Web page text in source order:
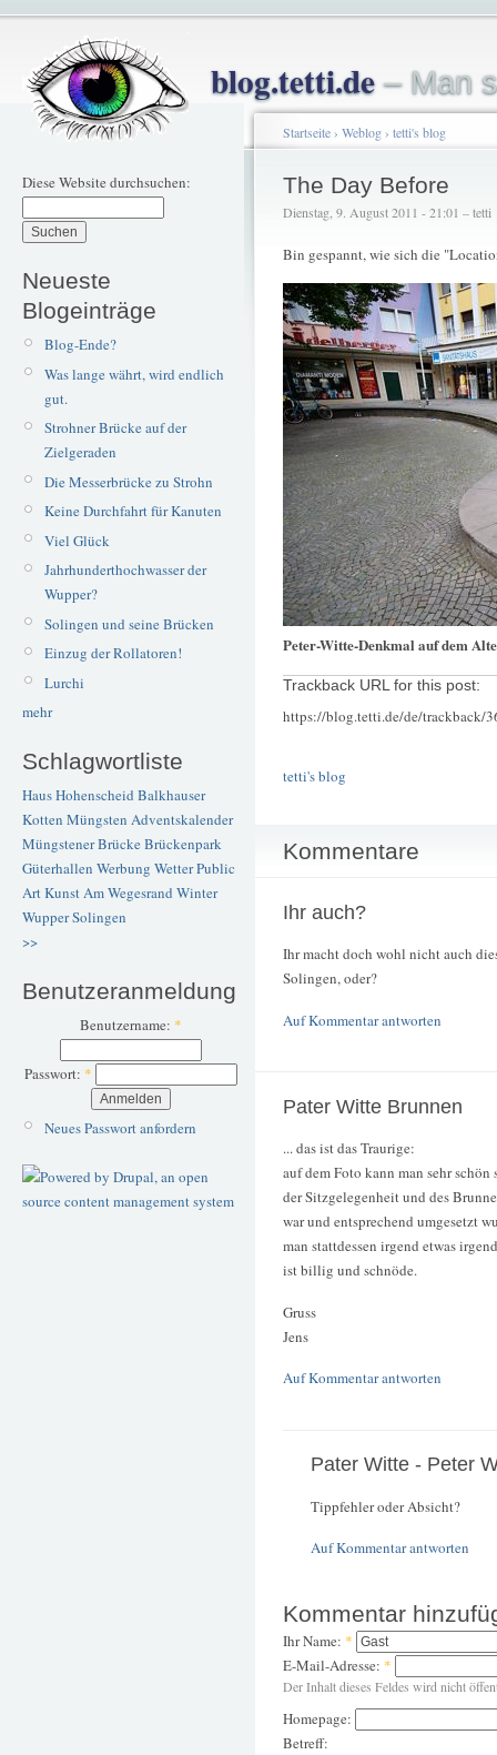
blog.tetti.de– Man
Diese Website durchsuchen:
Neueste
Blogeinträge
Blog-Ende?
Was lange währt, wird endlich
gut.
Strohner Brücke auf der
Zielgeraden
Die Messerbrücke zu Strohn
Keine Durchfahrt für Kanuten
Viel Glück
Jahrhunderthochwasser der
Wupper?
Solingen und seine Brücken
Einzug der Rollatoren!
Lurchi
mehr
Schlagwortliste
Haus Hohenscheid Balkhauser
Kotten Müngsten Adventskalender
Müngstener BrückeBrückenpark
Güterhallen Werbung WetterPublic
ArtKunstAm Wegesrand Winter
WupperSolingen
>>
Benutzeranmeldung
Benutzername: *
Passwort: *
Neues Passwort anfordern
Startseite› Weblog› tetti's blog
The Day Before
Dienstag, 9. August 2011 - 21:01 – tetti
Bin gespannt, wie sich die
Peter-Witte-Denkmal auf dem
Trackback URL for this post:
https://blog.tetti.de/de/trackback/
tetti's blog
Kommentare
Ihr auch?
Ihr macht doch wohl nicht auch
Solingen, oder?
Auf Kommentar antworten
Pater Witte Brunnen
... das ist das Traurige:
auf dem Foto kann man sehr schön
der Sitzgelegenheit und des
war und entsprechend umgesetzt
man stattdessen irgend etwas
ist billig und schnöde.
Gruss
Jens
Auf Kommentar antworten
Pater Witte - Peter
Tippfehler oder Absicht?
Auf Kommentar antworten
Kommentar
Ihr Name: *
E-Mail-Adresse: *
Der Inhalt dieses Feldes wird nicht
Homepage:
Betreff: